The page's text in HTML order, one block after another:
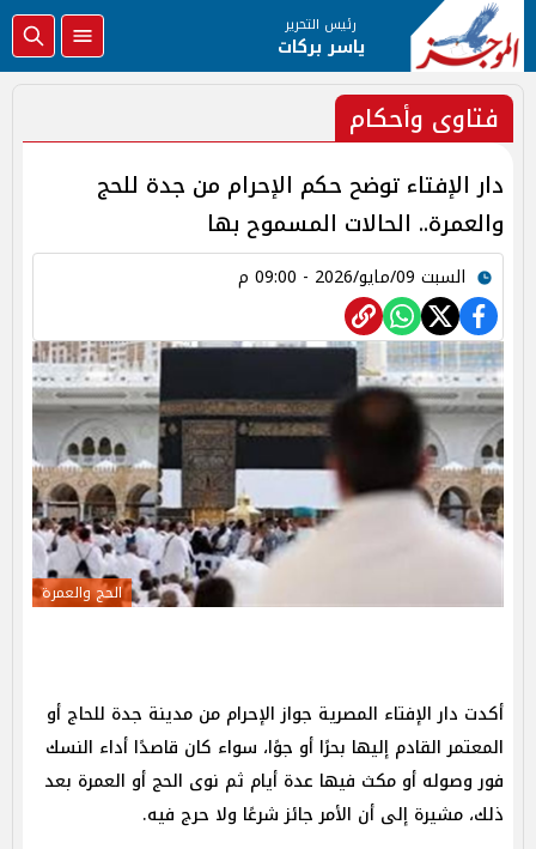
رئيس التحرير
ياسر بركات
فتاوى وأحكام
دار الإفتاء توضح حكم الإحرام من جدة للحج
والعمرة.. الحالات المسموح بها
السبت 09/مايو/2026 - 09:00 م
الحج والعمرة
أكدت دار الإفتاء المصرية جواز الإحرام من مدينة جدة للحاج أو
المعتمر القادم إليها بحرًا أو جوًا، سواء كان قاصدًا أداء النسك
فور وصوله أو مكث فيها عدة أيام ثم نوى الحج أو العمرة بعد
ذلك، مشيرة إلى أن الأمر جائز شرعًا ولا حرج فيه.